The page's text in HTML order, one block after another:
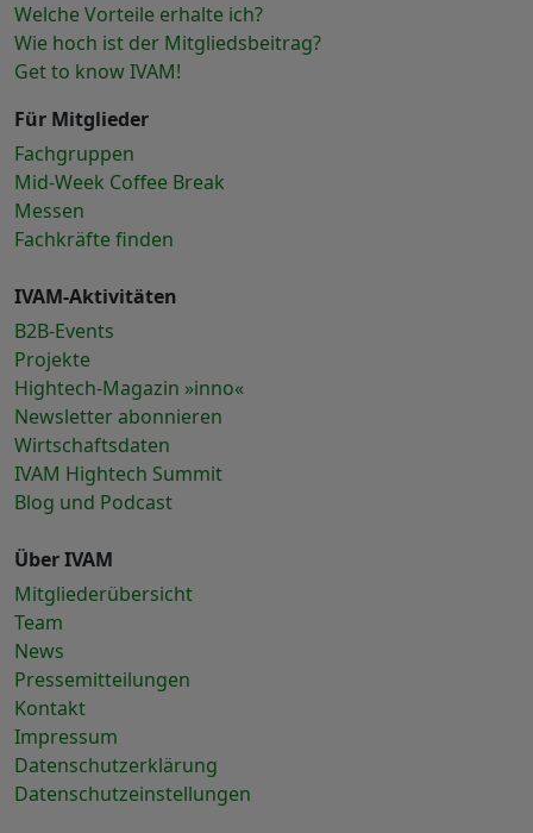
Welche Vorteile erhalte ich?
Wie hoch ist der Mitgliedsbeitrag?
Get to know IVAM!
Für Mitglieder
Fachgruppen
Mid-Week Coffee Break
Messen
Fachkräfte finden
IVAM-Aktivitäten
B2B-Events
Projekte
Hightech-Magazin »inno«
Newsletter abonnieren
Wirtschaftsdaten
IVAM Hightech Summit
Blog und Podcast
Über IVAM
Mitgliederübersicht
Team
News
Pressemitteilungen
Kontakt
Impressum
Datenschutzerklärung
Datenschutzeinstellungen